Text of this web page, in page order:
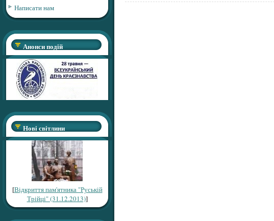
Написати нам
Анонси подій
Нові світлини
[Відкриття пам'ятника "Руській
Трійці" (31.12.2013)]